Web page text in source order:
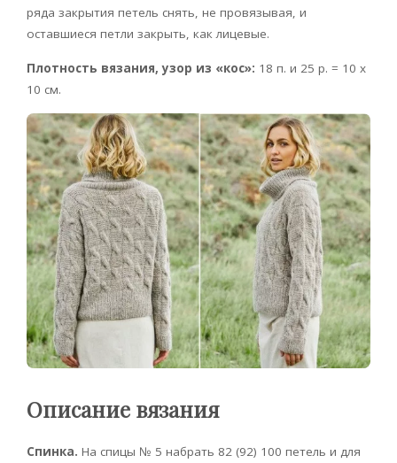
ряда закрытия петель снять, не провязывая, и
оставшиеся петли закрыть, как лицевые.
Плотность вязания, узор из «кос»: 18 п. и 25 р. = 10 х
10 см.
Описание вязания
Спинка. На спицы № 5 набрать 82 (92) 100 петель и для